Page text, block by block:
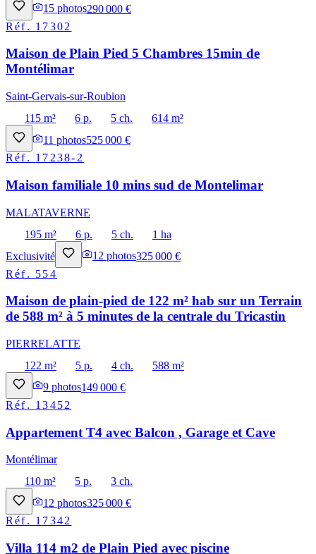
15 photos290 000 €
Réf. 17302
Maison de Plain Pied 5 Chambres 15min de
Montélimar
Saint-Gervais-sur-Roubion
115 m²
6 p. 5 ch.
614 m²
11 photos525 000 €
Réf. 17238-2
Maison familiale 10 mins sud de Montelimar
MALATAVERNE
195 m²
6 p. 5 ch.
1 ha
Exclusivité
12 photos325 000 €
Réf. 554
Maison de plain-pied de 122 m² hab sur un Terrain
de 588 m² à 5 minutes de la centrale du Tricastin
PIERRELATTE
122 m²
5 p. 4 ch.
588 m²
9 photos149 000 €
Réf. 13452
Appartement T4 avec Balcon , Garage et Cave
Montélimar
110 m²
5 p.
3 ch.
12 photos325 000 €
Réf. 17342
Villa 114 m2 de Plain Pied avec piscine